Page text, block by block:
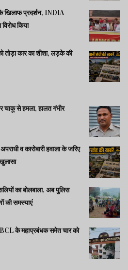
खिलाफ प्रदर्शन, INDIA
किया
तोड़ा कार का शीशा, लड़के की
चाकू से हमला, हालत गंभीर
व कारोबारी हवाला के जरिए
का बोलबाला, अब पुलिस
की समस्याएं
के महाप्रबंधक समेत चार को